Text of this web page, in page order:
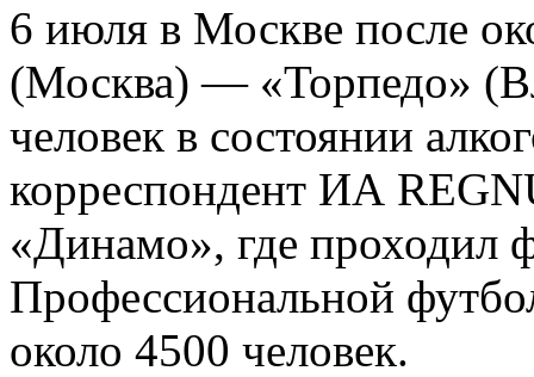
6 июля в Москве после
(Москва) — «Торпедо»
человек в состоянии
корреспондент ИА
«Динамо», где проходил
Профессиональной
около 4500 человек.